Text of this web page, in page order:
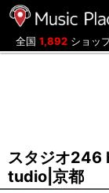
全国 1,892 ショッ
スタジオ246
tudio|京都